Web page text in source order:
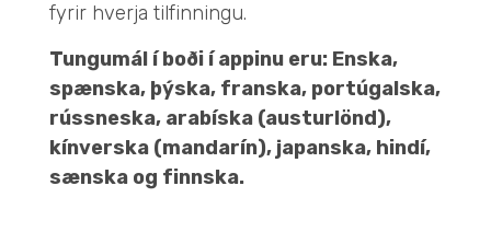
fyrir hverja tilfinningu.
Tungumál í boði í appinu eru: Enska,
spænska, þýska, franska, portúgalska,
rússneska, arabíska (austurlönd),
kínverska (mandarín), japanska, hindí,
sænska og finnska.